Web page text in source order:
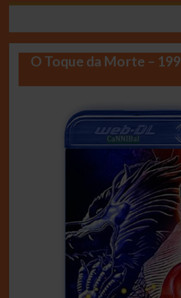
O Toque da Morte –